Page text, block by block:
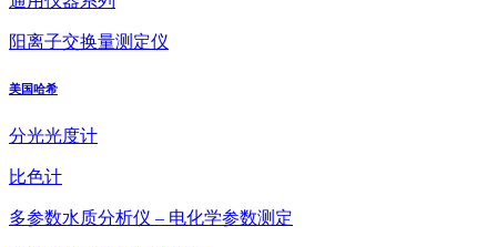
阳离子交换量测定仪
美国哈希
分光光度计
比色计
多参数水质分析仪 – 电化学参数测定